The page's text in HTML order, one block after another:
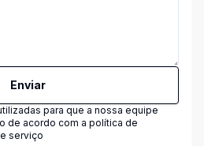
Enviar
para que a nossa equipe
de acordo com a política de
serviço